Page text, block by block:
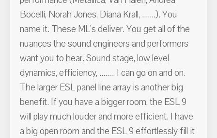
Bocelli, Norah Jones, Diana Krall, .......). You
name it. These ML's deliver. You get all of the
nuances the sound engineers and performers
want you to hear. Sound stage, low level
dynamics, efficiency, ........ I can go on and on.
The larger ESL panel line array is another big
benefit. If you have a bigger room, the ESL 9
will play much louder and more efficient. I have
a big open room and the ESL 9 effortlessly fill it